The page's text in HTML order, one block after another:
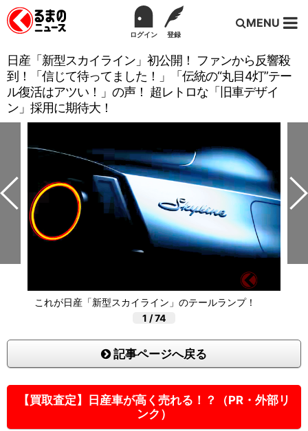
ログイン 登録
MENU
日産「新型スカイライン」初公開！ ファンから反響殺
到！「信じて待ってました！」「伝統の“丸目4灯”テー
ル復活はアツい！」の声！ 超レトロな「旧車デザイ
ン」採用に期待大！
これが日産「新型スカイライン」のテールランプ！
1 /74
記事ページへ戻る
【買取査定】日産車が高く売れる！？（PR・外部リ
ンク）